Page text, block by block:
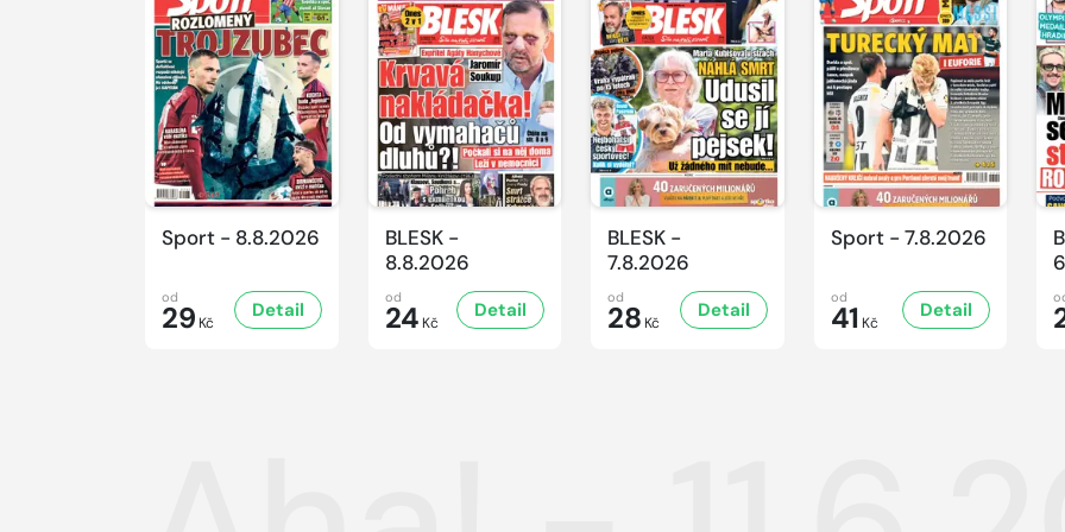
Sport - 8.8.2026
od
29 Kč
Detail
BLESK -
8.8.2026
od
24 Kč
Detail
BLESK -
7.8.2026
od
28 Kč
Detail
Sport - 7.8.2026
od
41 Kč
Detail